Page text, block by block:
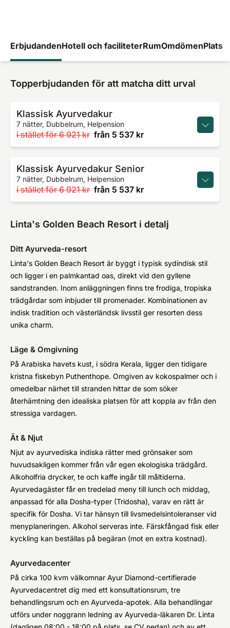
ErbjudandenHotell och faciliteterRumOmdömenPlats
Topperbjudanden för att matcha ditt urval
Klassisk Ayurvedakur
7 nätter, Dubbelrum, Helpension
i stället för 6 921 kr från 5 537 kr
Klassisk Ayurvedakur Senior
7 nätter, Dubbelrum, Helpension
i stället för 6 921 kr från 5 537 kr
Linta's Golden Beach Resort i detalj
Ditt Ayurveda-resort
Linta's Golden Beach Resort är byggt i typisk sydindisk stil
och ligger i en palmkantad oas, direkt vid den gyllene
sandstranden. Inom anläggningen finns tre frodiga, tropiska
trädgårdar som inbjuder till promenader. Kombinationen av
indisk tradition och västerländsk livsstil ger resorten dess
unika charm.
Läge & Omgivning
På Arabiska havets kust, i södra Kerala, ligger den tidigare
kristna fiskebyn Puthenthope. Omgiven av kokospalmer och i
omedelbar närhet till stranden hittar de som söker
återhämtning den idealiska platsen för att koppla av från den
stressiga vardagen.
Ät & Njut
Njut av ayurvediska indiska rätter med grönsaker som
huvudsakligen kommer från vår egen ekologiska trädgård.
Alkoholfria drycker, te och kaffe ingår till måltiderna.
Ayurvedagäster får en tredelad meny till lunch och middag,
anpassad för alla Dosha-typer (Tridosha), varav en rätt är
specifik för Dosha. Vi tar hänsyn till livsmedelsintoleranser vid
menyplaneringen. Alkohol serveras inte. Färskfångad fisk eller
kyckling kan beställas på begäran (mot en extra kostnad).
Ayurvedacenter
På cirka 100 kvm välkomnar Ayur Diamond-certifierade
Ayurvedacentret dig med ett konsultationsrum, tre
behandlingsrum och en Ayurveda-apotek. Alla behandlingar
utförs under noggrann ledning av Ayurveda-läkaren Dr. Linta